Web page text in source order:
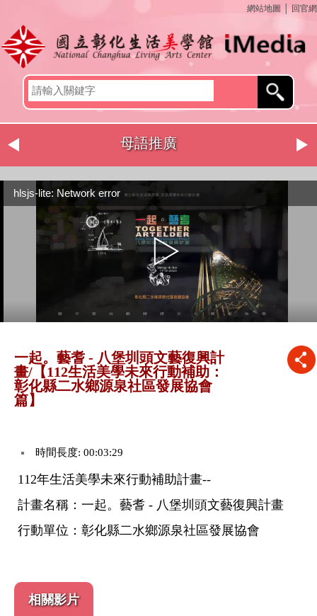
網站地圖 回官網
母語推廣
hlsjs-lite: Network error
一起。藝耆 - 八堡圳頭文藝復興計
畫/【112生活美學未來行動補助：
彰化縣二水鄉源泉社區發展協會
篇】
時間長度: 00:03:29
112年生活美學未來行動補助計畫--
計畫名稱：一起。藝耆 - 八堡圳頭文藝復興計畫
行動單位：彰化縣二水鄉源泉社區發展協會
相關影片